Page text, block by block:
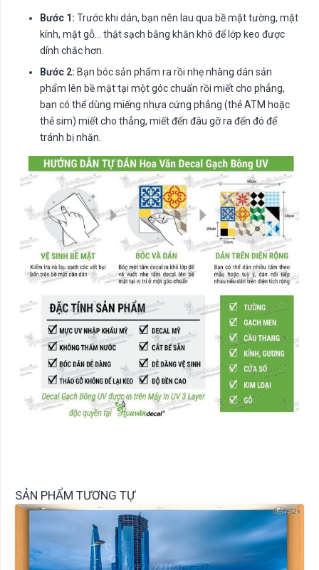
Bước 1: Trước khi dán, bạn nên lau qua bề mặt tường, mặt
kính, mặt gỗ… thật sạch bằng khăn khô để lớp keo được
dính chắc hơn.
Bước 2: Bạn bóc sản phẩm ra rồi nhẹ nhàng dán sản
phẩm lên bề mặt tại một góc chuẩn rồi miết cho phẳng,
bạn có thể dùng miếng nhựa cứng phẳng (thẻ ATM hoặc
thẻ sim) miết cho thẳng, miết đến đâu gỡ ra đến đó để
tránh bị nhăn.
SẢN PHẨM TƯƠNG TỰ